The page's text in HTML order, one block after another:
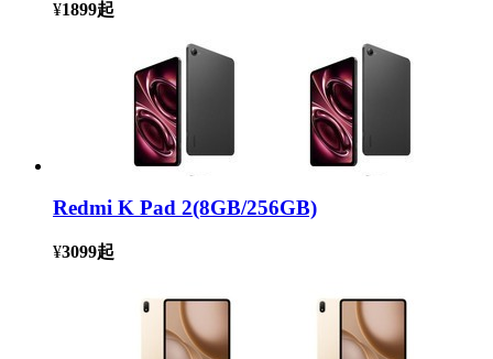
¥1899起
Redmi K Pad 2(8GB/256GB)
¥3099起